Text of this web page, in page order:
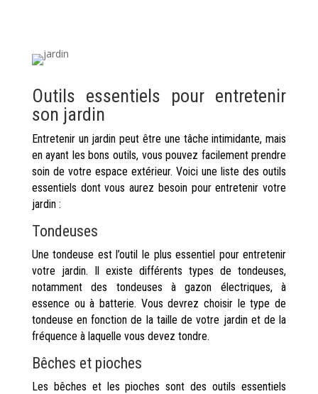
Outils essentiels pour entretenir
son jardin
Entretenir un jardin peut être une tâche intimidante, mais
en ayant les bons outils, vous pouvez facilement prendre
soin de votre espace extérieur. Voici une liste des outils
essentiels dont vous aurez besoin pour entretenir votre
jardin :
Tondeuses
Une tondeuse est l’outil le plus essentiel pour entretenir
votre jardin. Il existe différents types de tondeuses,
notamment des tondeuses à gazon électriques, à
essence ou à batterie. Vous devrez choisir le type de
tondeuse en fonction de la taille de votre jardin et de la
fréquence à laquelle vous devez tondre.
Bêches et pioches
Les bêches et les pioches sont des outils essentiels